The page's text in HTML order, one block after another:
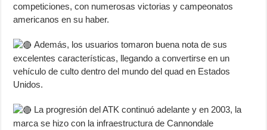
competiciones, con numerosas victorias y campeonatos
americanos en su haber.
Además, los usuarios tomaron buena nota de sus
excelentes características, llegando a convertirse en un
vehículo de culto dentro del mundo del quad en Estados
Unidos.
La progresión del ATK continuó adelante y en 2003, la
marca se hizo con la infraestructura de Cannondale